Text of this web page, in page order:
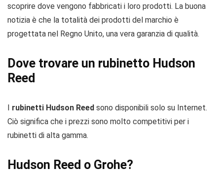
scoprire dove vengono fabbricati i loro prodotti. La buona
notizia è che la totalità dei prodotti del marchio è
progettata nel Regno Unito, una vera garanzia di qualità.
Dove trovare un rubinetto Hudson
Reed
I rubinetti Hudson Reed sono disponibili solo su Internet.
Ciò significa che i prezzi sono molto competitivi per i
rubinetti di alta gamma.
Hudson Reed o Grohe?